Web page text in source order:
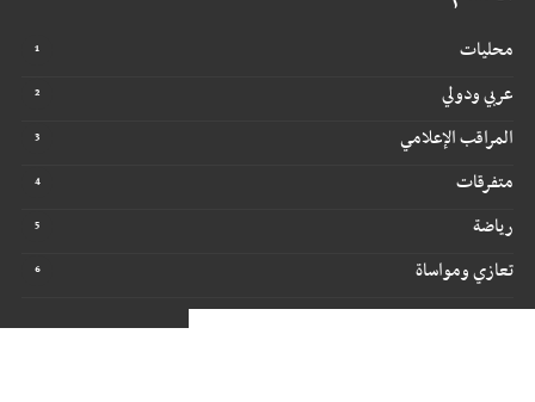
محليات
عربي ودولي
المراقب الإعلامي
متفرقات
رياضة
تعازي ومواساة